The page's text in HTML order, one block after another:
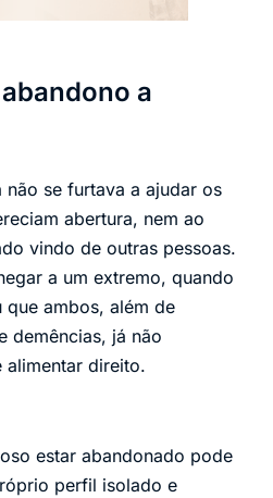
a
se furtava a ajudar os
abertura, nem ao
vindo de outras pessoas.
a um extremo, quando
ambos, além de
demências, já não
alimentar direito.
estar abandonado pode
perfil isolado e